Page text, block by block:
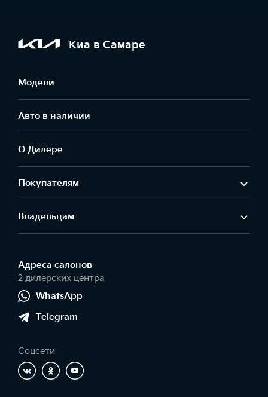
Киа в Самаре
Модели
Авто в наличии
О Дилере
Покупателям
Владельцам
Адреса салонов
2 дилерских центра
WhatsApp
Telegram
Соцсети